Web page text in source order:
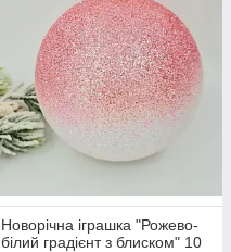
Новорічна іграшка "Рожево-
білий градієнт з блиском" 10